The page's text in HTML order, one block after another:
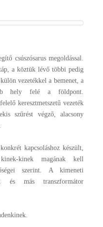
csúszósarus megoldással.
a köztük lévő többi pedig
vezetékkel a bemenet, a
hely felé a földpont.
keresztmetszetű vezeték
szűrést végző, alacsony
kapcsoláshoz készült,
kinek magának kell
szerint. A kimeneti
és más transzformátor